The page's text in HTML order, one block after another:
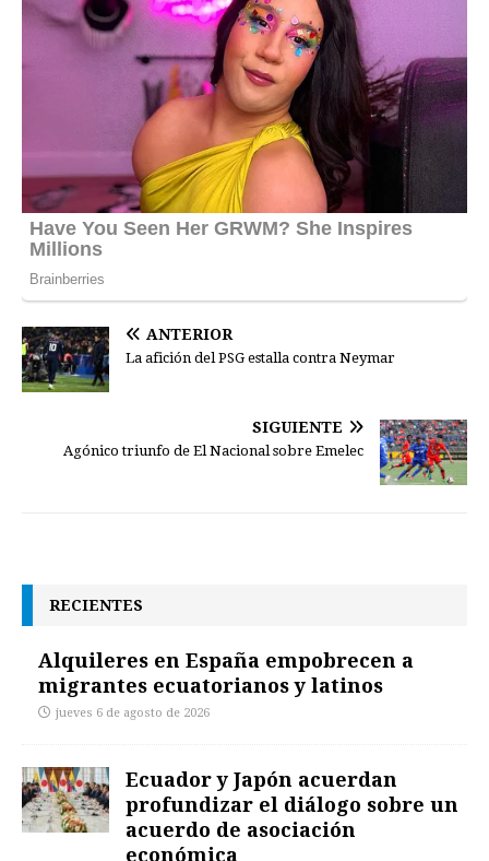
ANTERIOR
La afición del PSG estalla contra Neymar
SIGUIENTE
Agónico triunfo de El Nacional sobre Emelec
RECIENTES
Alquileres en España empobrecen a
migrantes ecuatorianos y latinos
jueves 6 de agosto de 2026
Ecuador y Japón acuerdan
profundizar el diálogo sobre un
acuerdo de asociación
económica